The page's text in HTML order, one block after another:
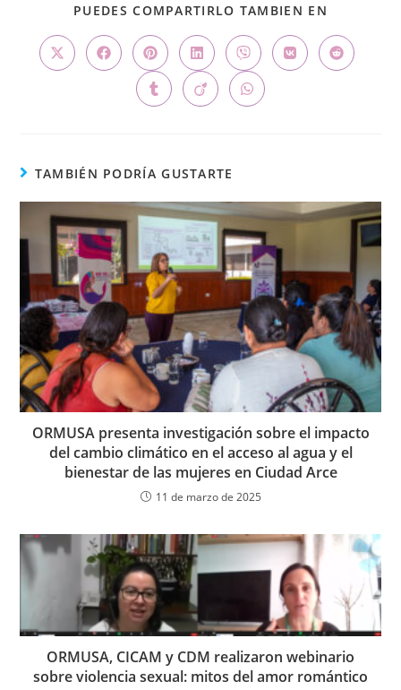
PUEDES COMPARTIRLO TAMBIEN EN
TAMBIÉN PODRÍA GUSTARTE
ORMUSA presenta investigación sobre el impacto
del cambio climático en el acceso al agua y el
bienestar de las mujeres en Ciudad Arce
11 de marzo de 2025
ORMUSA, CICAM y CDM realizaron webinario
sobre violencia sexual: mitos del amor romántico